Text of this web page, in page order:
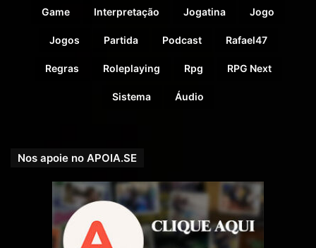
Game Interpretação Jogatina Jogo
Jogos Partida Podcast Rafael47
Regras Roleplaying Rpg RPG Next
Sistema Áudio
Nos apoie no APOIA.SE